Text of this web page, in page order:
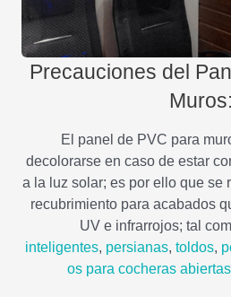
Precauciones del
Muros:
El panel de PVC para
decolorarse en caso de estar
a la luz solar; es por ello que se
recubrimiento para acabados
UV e infrarrojos; tal
inteligentes, persianas, toldos,
os para cocheras abiertas